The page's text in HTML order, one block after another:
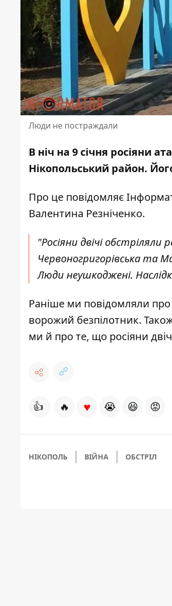
Люди не постраждали
В ніч на 9 січня росіяни
Нікопольський район.
Про це повідомляє
Валентина Резніченко.
"Росіяни двічі обстріляли
Червоногригорівська та
Люди неушкоджені.
Раніше ми повідомляли
ворожий безпілотник.
ми й про те, що росіяни
👍 🔥 ♥ 😭 😆 😡
НІКОПОЛЬ ВІЙНА ОБСТРІЛ